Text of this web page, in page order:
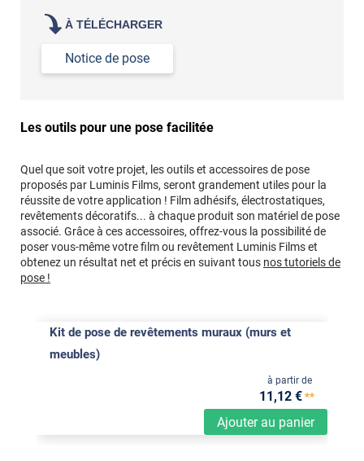
À TÉLÉCHARGER
Notice de pose
Les outils pour une pose facilitée
Quel que soit votre projet, les outils et accessoires de pose
proposés par Luminis Films, seront grandement utiles pour la
réussite de votre application ! Film adhésifs, électrostatiques,
revêtements décoratifs... à chaque produit son matériel de pose
associé. Grâce à ces accessoires, offrez-vous la possibilité de
poser vous-même votre film ou revêtement Luminis Films et
obtenez un résultat net et précis en suivant tous nos tutoriels de
pose !
Kit de pose de revêtements muraux (murs et
meubles)
Ajouter au panier
à partir de
11,12 €**